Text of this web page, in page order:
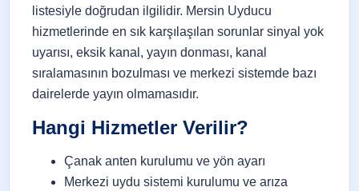
listesiyle doğrudan ilgilidir. Mersin Uyducu
hizmetlerinde en sık karşılaşılan sorunlar sinyal yok
uyarısı, eksik kanal, yayın donması, kanal
sıralamasının bozulması ve merkezi sistemde bazı
dairelerde yayın olmamasıdır.
Hangi Hizmetler Verilir?
Çanak anten kurulumu ve yön ayarı
Merkezi uydu sistemi kurulumu ve arıza